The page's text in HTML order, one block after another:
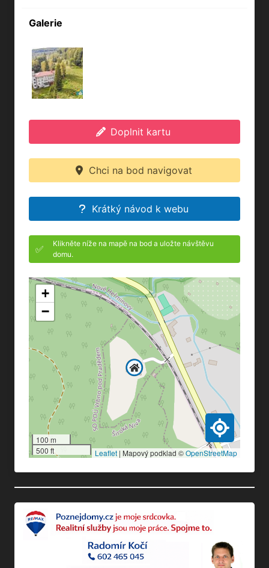
Galerie
Doplnit kartu
Chci na bod navigovat
Krátký návod k webu
✅
Klikněte níže na mapě na bod a uložte návštěvu
domu.
+
−
100 m
500 ft
Leaflet | Mapový podklad ©OpenStreetMap